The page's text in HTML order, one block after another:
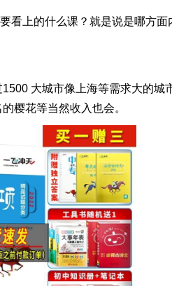
上的什么课？就是说是哪方面
大城市像上海等需求大的城
樱花等当然收入也会。